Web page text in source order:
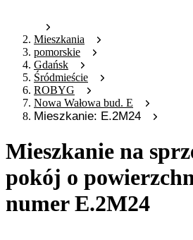
Mieszkania
pomorskie
Gdańsk
Śródmieście
ROBYG
Nowa Wałowa bud. E
Mieszkanie: E.2M24
Mieszkanie na
pokój o
numer E.2M24